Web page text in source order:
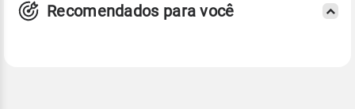
Recomendados para você